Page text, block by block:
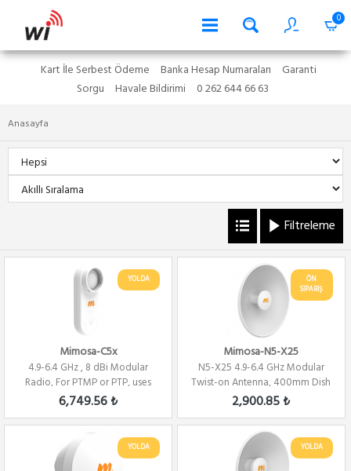
0
Kart İle Serbest Ödeme Banka Hesap Numaraları
Garanti
Sorgu
Havale Bildirimi 0 262 644 66 63
Anasayfa
Filtreleme
YOLDA
Mimosa-C5x
4.9-6.4 GHz , 8 dBi Modular
Radio, For PTMP or PTP, uses
N5-X Antenna
6,749.56 ₺
ÖN
SİPARİŞ
Mimosa-N5-X25
N5-X25 4.9-6.4 GHz Modular
Twist-on Antenna, 400mm Dish
for C5x on...
2,900.85 ₺
YOLDA YOLDA